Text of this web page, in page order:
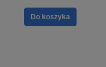
Do koszyka